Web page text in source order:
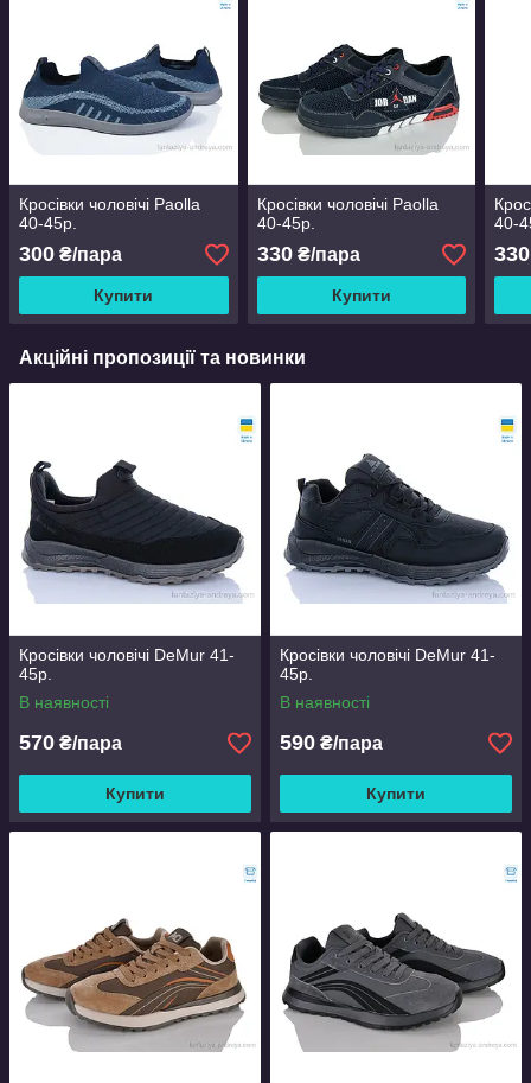
Кросівки чоловічі Paolla
40-45р.
300 ₴/пара
Купити
Кросівки чоловічі Paolla
40-45р.
330₴/пара
Купити
40-
330
Акційні пропозиції та новинки
Кросівки чоловічі DeMur 41-
45р.
В наявності
570 ₴/пара
Купити
Кросівки чоловічі DeMur 41-
45р.
В наявності
590 ₴/пара
Купити